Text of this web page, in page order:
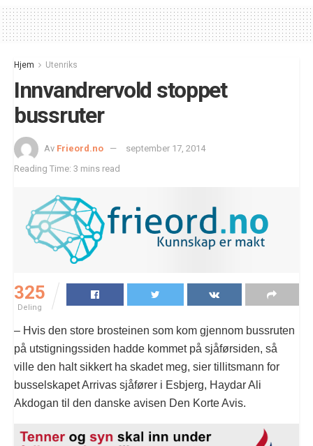
Hjem Utenriks
Innvandrervold stoppet
bussruter
Av Frieord.no
september 17, 2014
Reading Time: 3 mins read
325
Deling
– Hvis den store brosteinen som kom gjennom bussruten
på utstigningssiden hadde kommet på sjåførsiden, så
ville den halt sikkert ha skadet meg, sier tillitsmann for
busselskapet Arrivas sjåfører i Esbjerg, Haydar Ali
Akdogan til den danske avisen Den Korte Avis.